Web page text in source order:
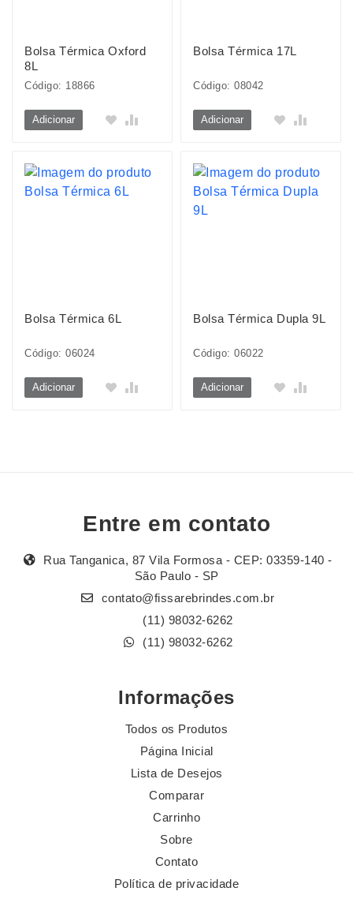
Bolsa Térmica Oxford
8L
Código: 18866
Adicionar
Bolsa Térmica 17L
Código: 08042
Adicionar
Bolsa Térmica 6L
Código: 06024
Adicionar
Bolsa Térmica Dupla 9L
Código: 06022
Adicionar
Entre em contato
Rua Tanganica, 87 Vila Formosa - CEP: 03359-140 -
São Paulo - SP
contato@fissarebrindes.com.br
(11) 98032-6262
(11) 98032-6262
Informações
Todos os Produtos
Página Inicial
Lista de Desejos
Comparar
Carrinho
Sobre
Contato
Política de privacidade